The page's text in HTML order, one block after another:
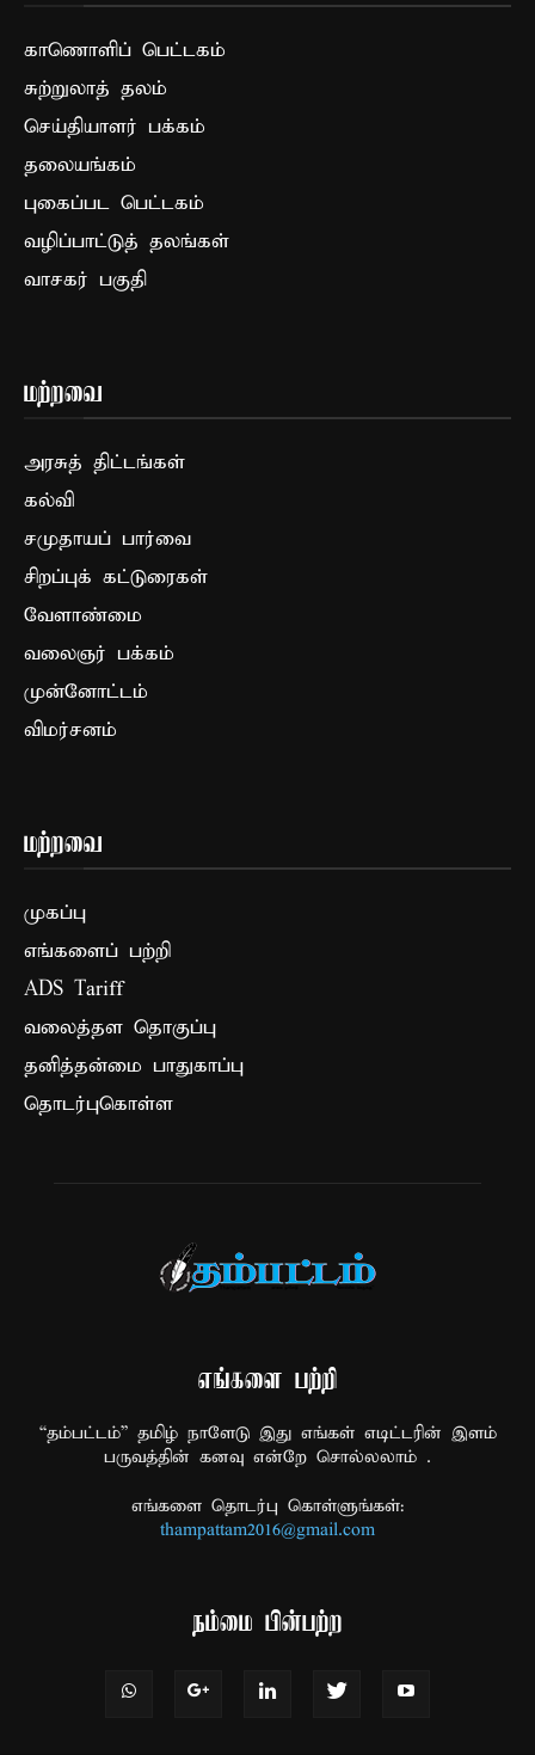
காணொளிப் பெட்டகம்
சுற்றுலாத் தலம்
செய்தியாளர் பக்கம்
தலையங்கம்
புகைப்பட பெட்டகம்
வழிப்பாட்டுத் தலங்கள்
வாசகர் பகுதி
மற்றவை
அரசுத் திட்டங்கள்
கல்வி
சமுதாயப் பார்வை
சிறப்புக் கட்டுரைகள்
வேளாண்மை
வலைஞர் பக்கம்
முன்னோட்டம்
விமர்சனம்
மற்றவை
முகப்பு
எங்களைப் பற்றி
ADS Tariff
வலைத்தள தொகுப்பு
தனித்தன்மை பாதுகாப்பு
தொடர்புகொள்ள
எங்களை பற்றி
“தம்பட்டம்” தமிழ் நாளேடு இது எங்கள் எடிட்டரின் இளம்
பருவத்தின் கனவு என்றே சொல்லலாம் .
எங்களை தொடர்பு கொள்ளுங்கள்:
thampattam2016@gmail.com
நம்மை பின்பற்ற